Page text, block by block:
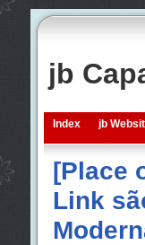
jb
Index jb
[Place
Link